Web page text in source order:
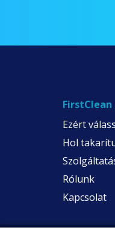
FirstClean
Ezért
Hol
Rólunk
Kapcsolat